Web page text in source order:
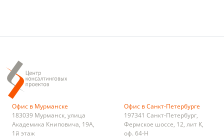
Офис в Мурманске
183039 Мурманск, улица
Академика Книповича, 19А,
1й этаж
Офис в Санкт-Петербурге
197341 Санкт-Петербург,
Фермское шоссе, 12, лит К,
оф. 64-Н